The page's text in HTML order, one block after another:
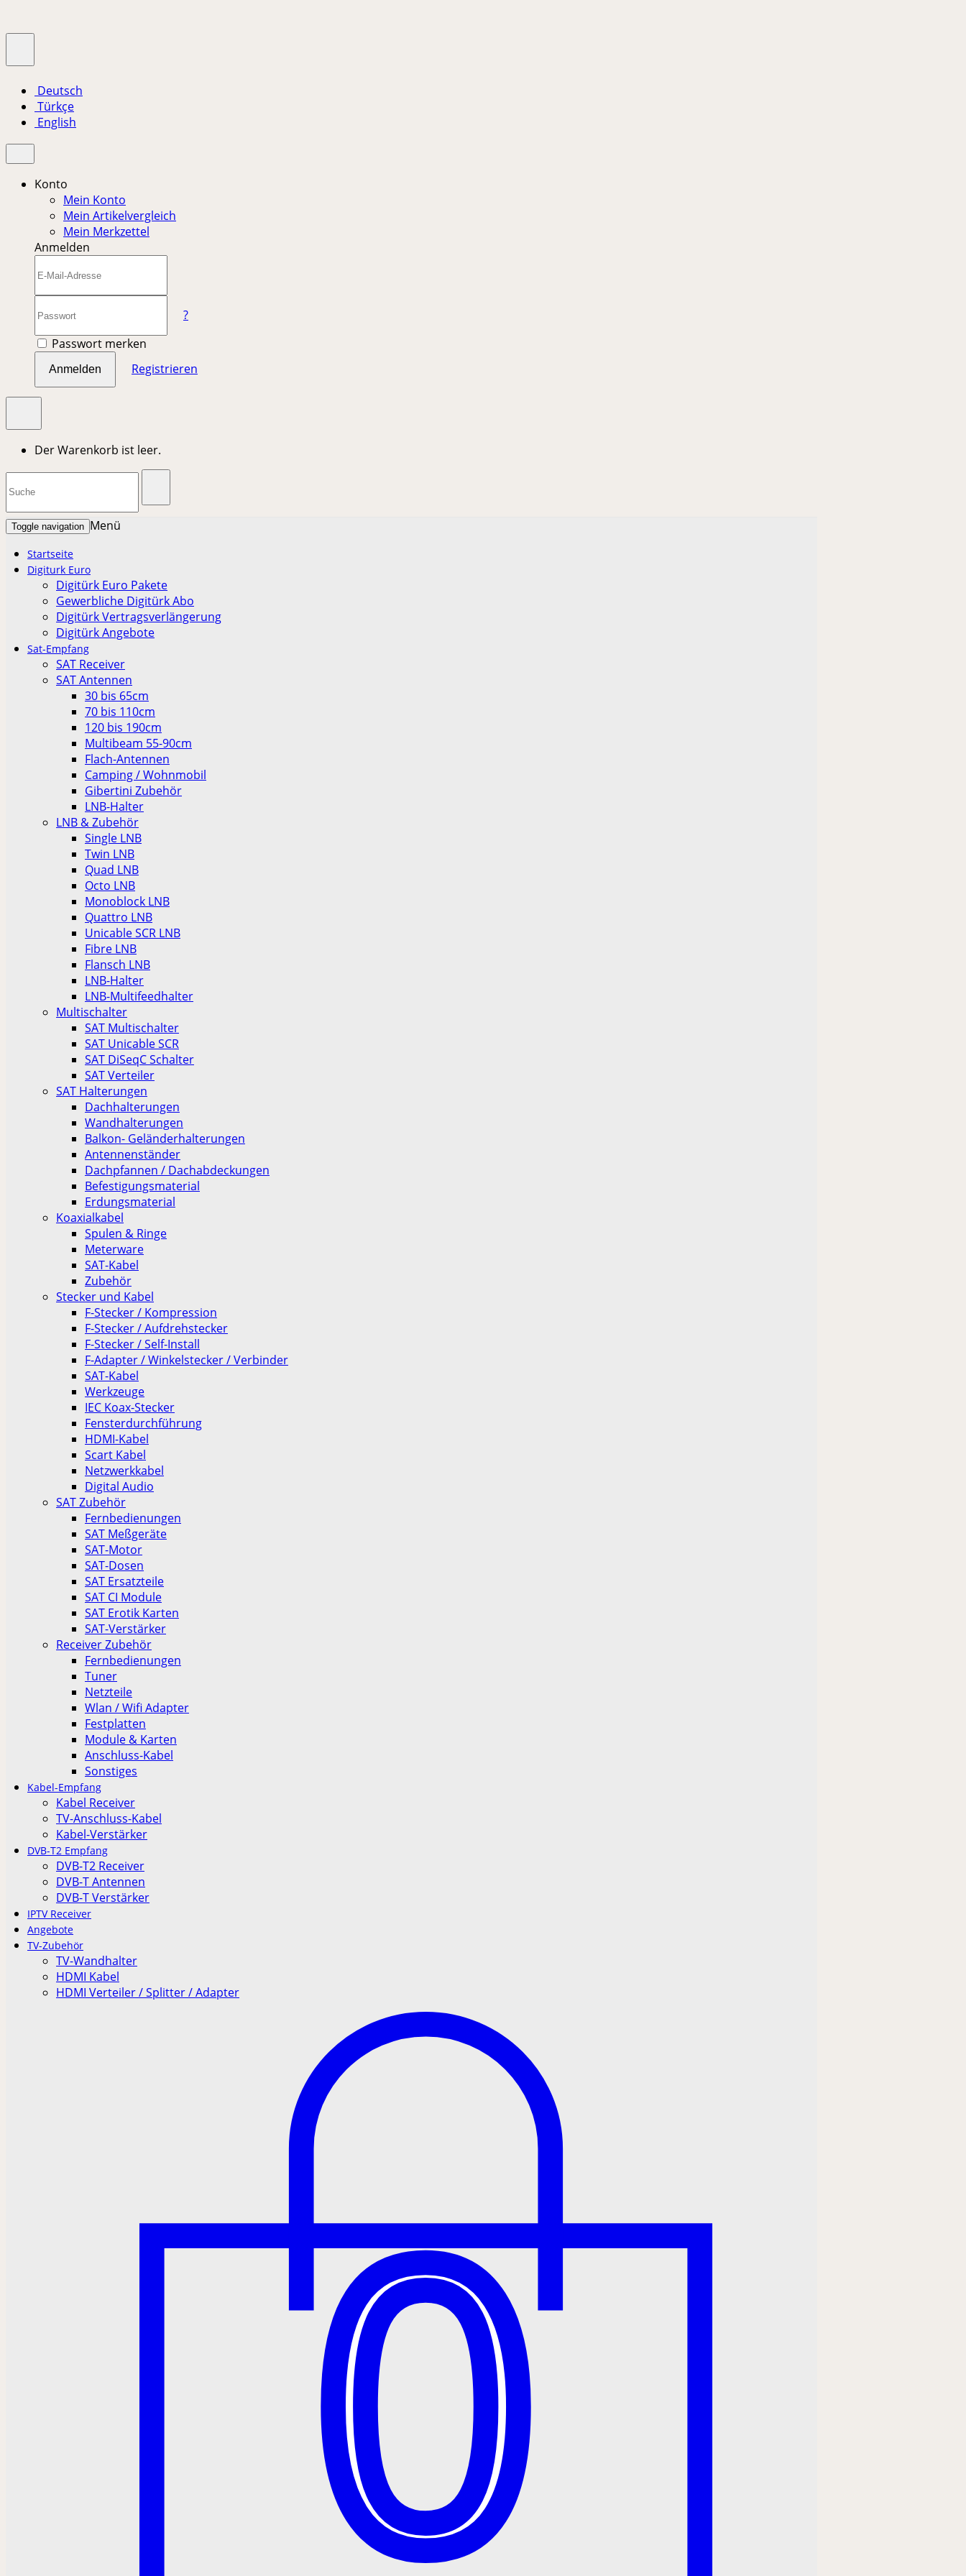
Deutsch
Türkçe
English
Konto
Mein Konto
Mein Artikelvergleich
Mein Merkzettel
Anmelden
?
Passwort merken
Anmelden Registrieren
Der Warenkorb ist leer.
Toggle navigation Menü
Startseite
Digiturk Euro
Digitürk Euro Pakete
Gewerbliche Digitürk Abo
Digitürk Vertragsverlängerung
Digitürk Angebote
Sat-Empfang
SAT Receiver
SAT Antennen
30 bis 65cm
70 bis 110cm
120 bis 190cm
Multibeam 55-90cm
Flach-Antennen
Camping / Wohnmobil
Gibertini Zubehör
LNB-Halter
LNB & Zubehör
Single LNB
Twin LNB
Quad LNB
Octo LNB
Monoblock LNB
Quattro LNB
Unicable SCR LNB
Fibre LNB
Flansch LNB
LNB-Halter
LNB-Multifeedhalter
Multischalter
SAT Multischalter
SAT Unicable SCR
SAT DiSeqC Schalter
SAT Verteiler
SAT Halterungen
Dachhalterungen
Wandhalterungen
Balkon- Geländerhalterungen
Antennenständer
Dachpfannen / Dachabdeckungen
Befestigungsmaterial
Erdungsmaterial
Koaxialkabel
Spulen & Ringe
Meterware
SAT-Kabel
Zubehör
Stecker und Kabel
F-Stecker / Kompression
F-Stecker / Aufdrehstecker
F-Stecker / Self-Install
F-Adapter / Winkelstecker / Verbinder
SAT-Kabel
Werkzeuge
IEC Koax-Stecker
Fensterdurchführung
HDMI-Kabel
Scart Kabel
Netzwerkkabel
Digital Audio
SAT Zubehör
Fernbedienungen
SAT Meßgeräte
SAT-Motor
SAT-Dosen
SAT Ersatzteile
SAT CI Module
SAT Erotik Karten
SAT-Verstärker
Receiver Zubehör
Fernbedienungen
Tuner
Netzteile
Wlan / Wifi Adapter
Festplatten
Module & Karten
Anschluss-Kabel
Sonstiges
Kabel-Empfang
Kabel Receiver
TV-Anschluss-Kabel
Kabel-Verstärker
DVB-T2 Empfang
DVB-T2 Receiver
DVB-T Antennen
DVB-T Verstärker
IPTV Receiver
Angebote
TV-Zubehör
TV-Wandhalter
HDMI Kabel
HDMI Verteiler / Splitter / Adapter